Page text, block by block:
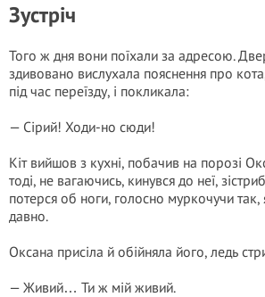
Зустріч
Того ж дня вони поїхали за адресою.
здивовано вислухала пояснення про
під час переїзду, і покликала:
— Сірий! Ходи-но сюди!
Кіт вийшов з кухні, побачив на порозі
тоді, не вагаючись, кинувся до неї,
потерся об ноги, голосно муркочучи
давно.
Оксана присіла й обійняла його, ледь
— Живий… Ти ж мій живий.